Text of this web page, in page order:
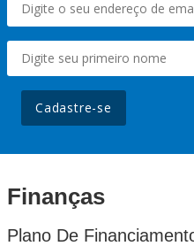
Cadastre-se
Finanças
Plano De